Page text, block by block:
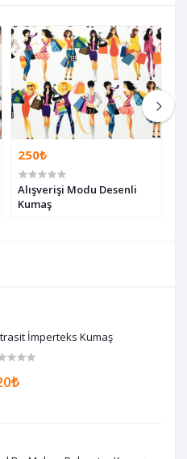
İmperteks Kumaş
250₺
Alışverişi Modu Desenli
Kumaş